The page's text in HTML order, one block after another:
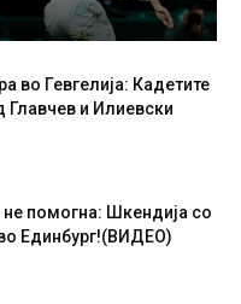
во Гевгелија: Кадетите
и Илиевски
помогна: Шкендија со
Единбург!(ВИДЕО)